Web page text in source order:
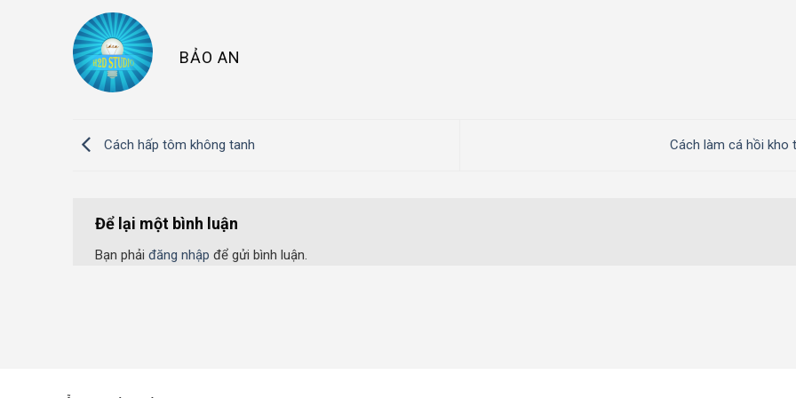
BẢO AN
Cách hấp tôm không tanh Cách làm cá hồi kho
Để lại một bình luận
Bạn phải đăng nhập để gửi bình luận.